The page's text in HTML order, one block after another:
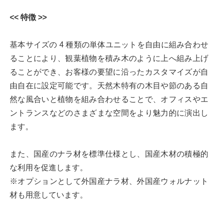
<< 特徴 >>
基本サイズの 4 種類の単体ユニットを自由に組み合わせ
ることにより、観葉植物を積み木のように上へ組み上げ
ることができ、お客様の要望に沿ったカスタマイズが自
由自在に設定可能です。天然木特有の木目や節のある自
然な風合いと植物を組み合わせることで、オフィスやエ
ントランスなどのさまざまな空間をより魅力的に演出し
ます。
また、国産のナラ材を標準仕様とし、国産木材の積極的
な利用を促進します。
※オプションとして外国産ナラ材、外国産ウォルナット
材も用意しています。